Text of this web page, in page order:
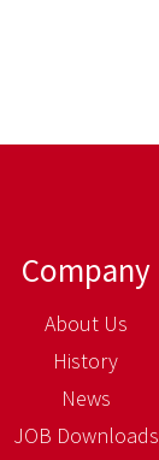
Company
About Us
History
News
JOB Downloads